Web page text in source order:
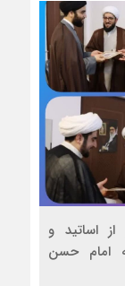
حکم خدمت به ۵ نفر از اساتید و
امام حسن